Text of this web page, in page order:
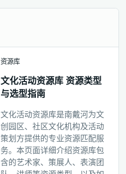
资源库
文化活动资源库 资源类型
与选型指南
文化活动资源库是南戴河为文
创园区、社区文化机构及活动
策划方提供的专业资源匹配服
务。本页面详细介绍资源库包
含的艺术家、策展人、表演团